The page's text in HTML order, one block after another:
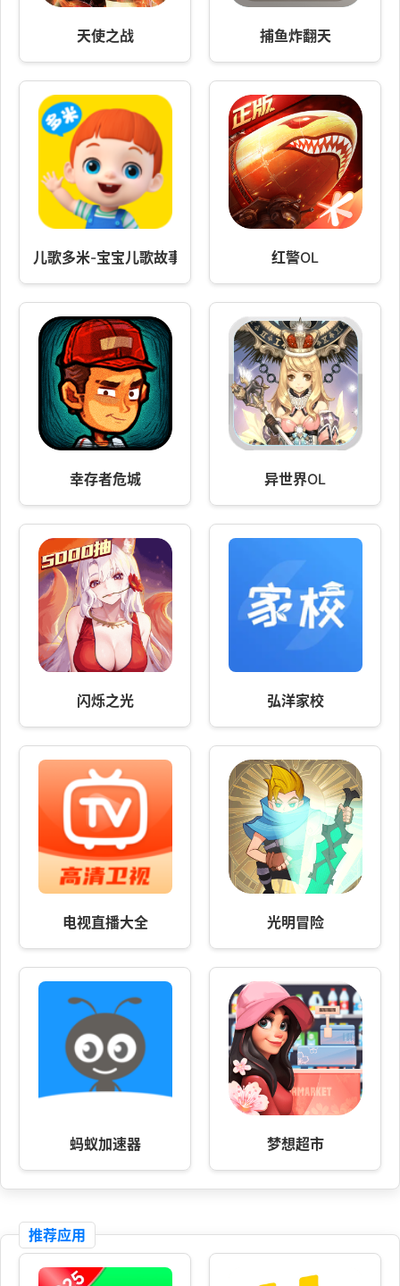
天使之战 捕鱼炸翻天
儿歌多米-宝宝儿歌故事动画片 红警OL
幸存者危城 异世界OL
闪烁之光 弘洋家校
电视直播大全 光明冒险
蚂蚁加速器 梦想超市
推荐应用